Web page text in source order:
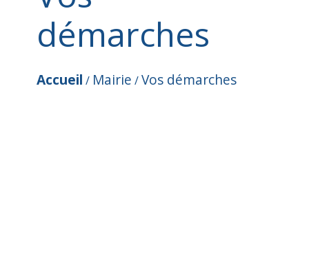
démarches
Accueil / Mairie /Vos démarches